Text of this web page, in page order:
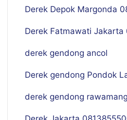
Derek Depok Margonda
Derek Fatmawati
derek gendong ancol
Derek gendong Pondok
derek gendong